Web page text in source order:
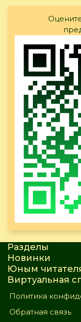
Разделы
Новинки
Юным
Виртуальная
Политика
Обратная связь